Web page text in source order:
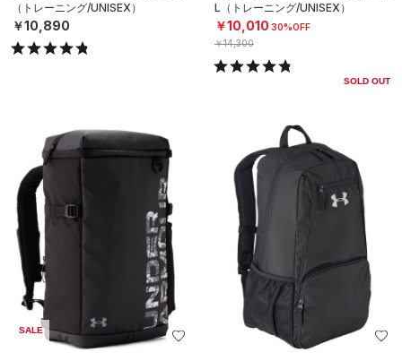
（トレーニング/UNISEX）
￥10,890
L（トレーニング/UNISEX）
￥10,010 30%OFF
￥14,300
SOLD OUT
SALE